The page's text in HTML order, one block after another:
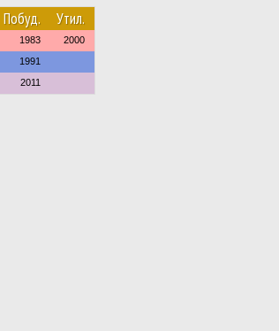
Побуд. Утил.
1983 2000
1991
2011